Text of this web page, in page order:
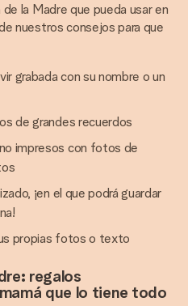
la Madre que pueda usar en
nuestros consejos para que
grabada con su nombre o un
de grandes recuerdos
impresos con fotos de
¡en el que podrá guardar
propias fotos o texto
regalos
que lo tiene todo